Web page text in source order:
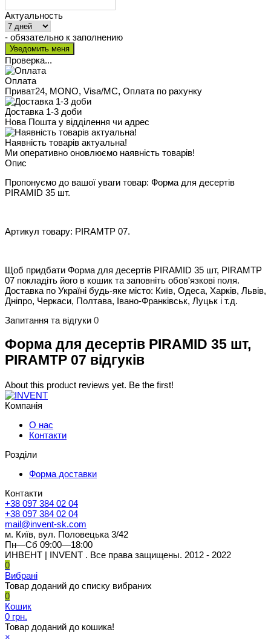
Актуальность
- обязательно к заполнению
Проверка...
Оплата
Приват24, MONO, Visa/MC, Оплата по рахунку
Доставка 1-3 доби
Нова Пошта у відділення чи адрес
Наявність товарів актуальна!
Ми оперативно оновлюємо наявність товарів!
Опис
Пропонуємо до вашої уваги товар: Форма для десертів
PIRAMID 35 шт.
Артикул товару: PIRAMTP 07.
Щоб придбати Форма для десертів PIRAMID 35 шт, PIRAMTP
07 покладіть його в кошик та заповніть обов'язкові поля.
Доставка по Україні будь-яке місто: Київ, Одеса, Харків, Львів,
Дніпро, Черкаси, Полтава, Івано-Франківськ, Луцьк і т.д.
Запитання та відгуки 0
Форма для десертів PIRAMID 35 шт,
PIRAMTP 07 відгуків
About this product reviews yet. Be the first!
Компанія
О нас
Контакти
Розділи
Форма доставки
Контакти
+38 097 384 02 04
+38 097 384 02 04
mail@invent-sk.com
м. Київ, вул. Половецька 3/42
Пн—Сб 09:00—18:00
ИНВЕНТ | INVENT . Все права защищены. 2012 - 2022
0
Вибрані
Товар доданий до списку вибраних
0
Кошик
0 грн.
Товар доданий до кошика!
×